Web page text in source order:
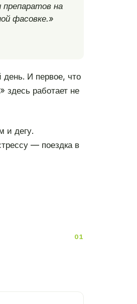
на
фасовке.»
И первое, что
здесь работает не
и дегу.
— поездка в